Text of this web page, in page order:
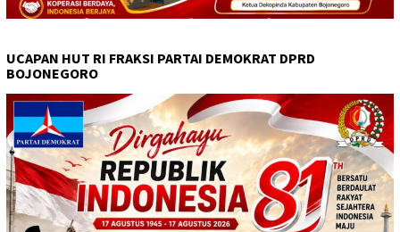
UCAPAN HUT RI FRAKSI PARTAI DEMOKRAT DPRD
BOJONEGORO